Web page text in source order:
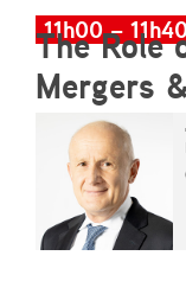
11h00 – 11h40
The Role
Mergers